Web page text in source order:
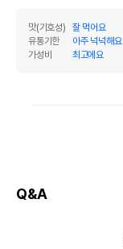
맛(기호성)
잘 먹어요
유통기한
아주 넉넉해요
가성비
최고에요
Q&A